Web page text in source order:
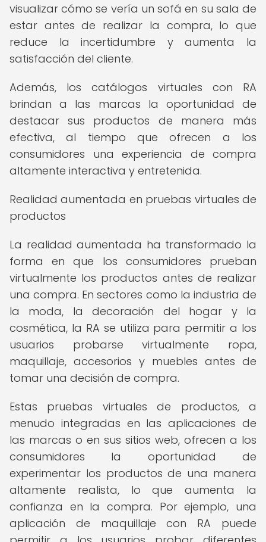
visualizar cómo se vería un sofá en su sala de
estar antes de realizar la compra, lo que
reduce la incertidumbre y aumenta la
satisfacción del cliente.
Además, los catálogos virtuales con RA
brindan a las marcas la oportunidad de
destacar sus productos de manera más
efectiva, al tiempo que ofrecen a los
consumidores una experiencia de compra
altamente interactiva y entretenida.
Realidad aumentada en pruebas virtuales de
productos
La realidad aumentada ha transformado la
forma en que los consumidores prueban
virtualmente los productos antes de realizar
una compra. En sectores como la industria de
la moda, la decoración del hogar y la
cosmética, la RA se utiliza para permitir a los
usuarios probarse virtualmente ropa,
maquillaje, accesorios y muebles antes de
tomar una decisión de compra.
Estas pruebas virtuales de productos, a
menudo integradas en las aplicaciones de
las marcas o en sus sitios web, ofrecen a los
consumidores la oportunidad de
experimentar los productos de una manera
altamente realista, lo que aumenta la
confianza en la compra. Por ejemplo, una
aplicación de maquillaje con RA puede